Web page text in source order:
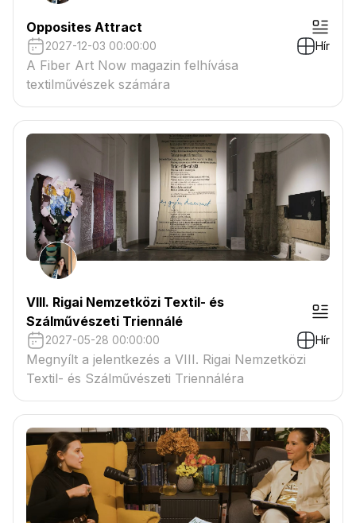
Opposites Attract
2027-12-03 00:00:00 Hír
A Fiber Art Now magazin felhívása
textilművészek számára
VIII. Rigai Nemzetközi Textil- és
Szálművészeti Triennálé
2027-05-28 00:00:00 Hír
Megnyílt a jelentkezés a VIII. Rigai Nemzetközi
Textil- és Szálművészeti Triennáléra